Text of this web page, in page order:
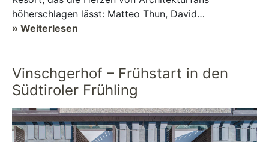
höherschlagen lässt: Matteo Thun, David
Chipperfield, Richard Meier und Marc Mark – die
» Weiterlesen
Vinschgerhof – Frühstart in den
Südtiroler Frühling